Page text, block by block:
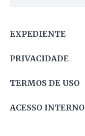
EXPEDIENTE
PRIVACIDADE
TERMOS DE USO
ACESSO INTERNO